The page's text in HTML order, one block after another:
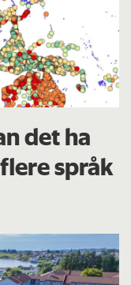
det ha
språk